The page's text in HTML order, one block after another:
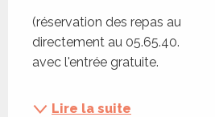
(réservation des repas au café
directement au
avec l'entrée gratuite.
Lire la suite